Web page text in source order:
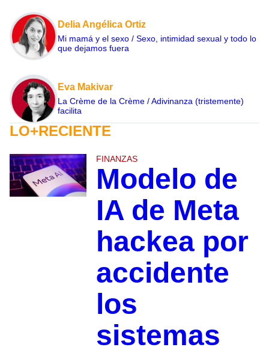
Delia Angélica Ortiz
Mi mamá y el sexo / Sexo, intimidad sexual y todo lo
que dejamos fuera
Eva Makivar
La Crème de la Crème / Adivinanza (tristemente)
facilita
LO+RECIENTE
FINANZAS
Modelo de
IA de Meta
hackea por
accidente
los
sistemas